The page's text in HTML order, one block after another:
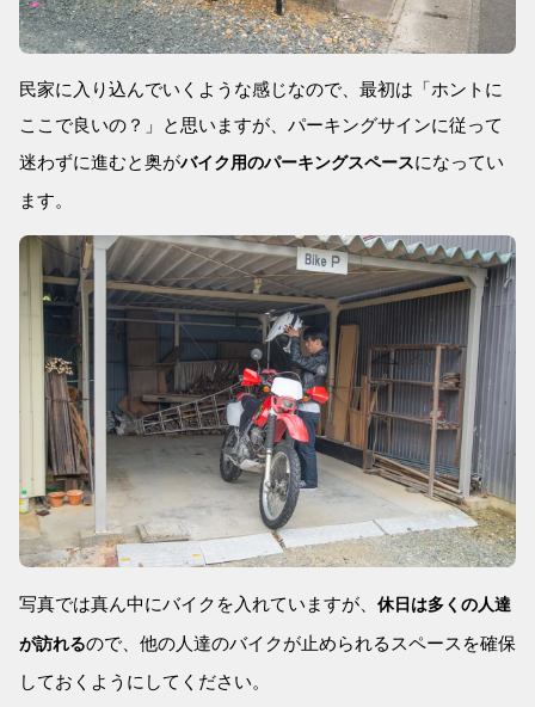
民家に入り込んでいくような感じなので、最初は「ホントに
ここで良いの？」と思いますが、パーキングサインに従って
迷わずに進むと奥がバイク用のパーキングスペースになってい
ます。
写真では真ん中にバイクを入れていますが、 休日は多くの人達
が訪れるので、他の人達のバイクが止められるスペースを確保
しておくようにしてください。